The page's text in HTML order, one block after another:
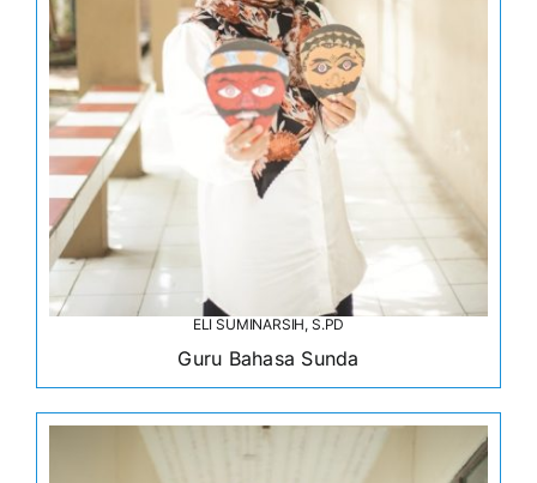
ELI SUMINARSIH, S.PD
Guru Bahasa Sunda